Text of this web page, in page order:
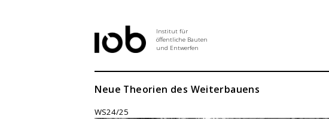
Institut für
öffentliche Bauten
und Entwerfen
Institut
Neue Theorien des Weiterbauens
WS24/25